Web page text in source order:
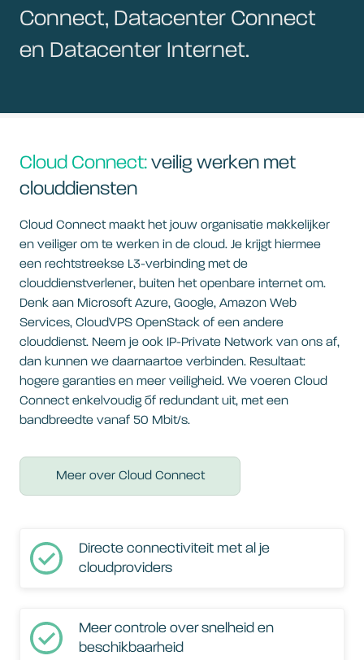
Connect, Datacenter Connect
en Datacenter Internet.
Cloud Connect: veilig werken met
clouddiensten
Cloud Connect maakt het jouw organisatie makkelijker
en veiliger om te werken in de cloud. Je krijgt hiermee
een rechtstreekse L3-verbinding met de
clouddienstverlener, buiten het openbare internet om.
Denk aan Microsoft Azure, Google, Amazon Web
Services, CloudVPS OpenStack of een andere
clouddienst. Neem je ook IP-Private Network van ons af,
dan kunnen we daarnaartoe verbinden. Resultaat:
hogere garanties en meer veiligheid. We voeren Cloud
Connect enkelvoudig óf redundant uit, met een
bandbreedte vanaf 50 Mbit/s.
Meer over Cloud Connect
Directe connectiviteit met al je
cloudproviders
Meer controle over snelheid en
beschikbaarheid